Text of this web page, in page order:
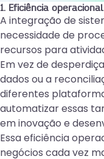
1. Eficiência operacional
A integração de
necessidade de
recursos para
Em vez de
dados ou a
diferentes
automatizar essas
em inovação e
Essa eficiência
negócios cada vez